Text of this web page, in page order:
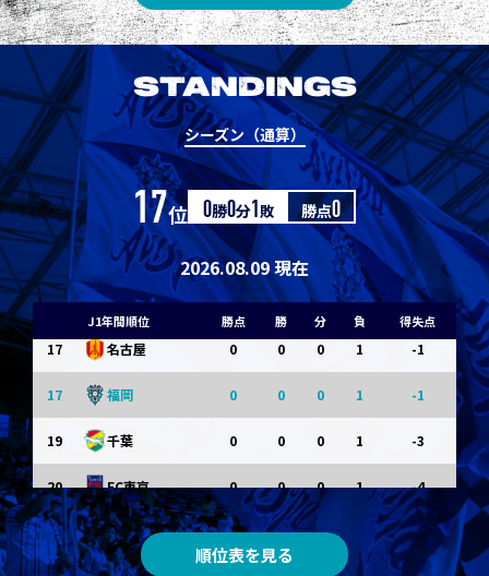
STANDINGS
シーズン（通算）
17位 0勝0分1敗 勝点0
2026.08.09 現在
J1年間順位 勝点 勝 分 負 得失点
10 東京Ｖ 1 0 1 0 0
10 川崎Ｆ 1 0 1 0
12 浦和 0 0 0 1 -1
横浜FM 0 0 1 -1
14 水戸 0 0 1 -1
14 京都 0 0 1 -1
14 岡山 0 0 0 1 -1
17 名古屋 0 0 0 1 -1
17 福岡 0 0 0 1 -1
19 千葉 0 0 0 1 -3
20 FC東京 0 0 0 1 -4
順位表を見る